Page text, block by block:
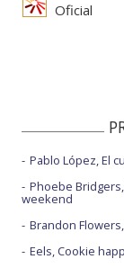
Oficial
Pablo López, El
Phoebe
weekend
Brandon
Eels, Cookie